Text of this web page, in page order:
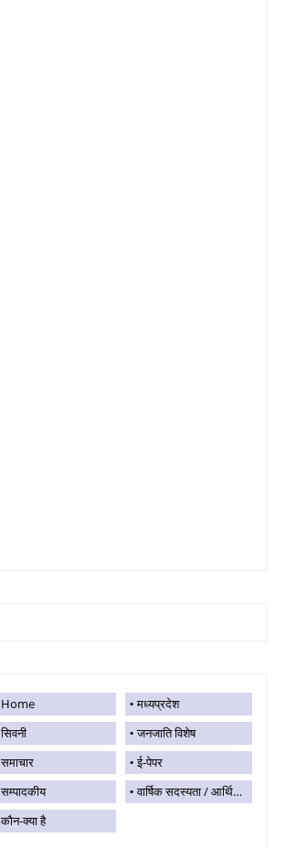
Home
मध्यप्रदेश
सिवनी
जनजाति विशेष
समाचार
ई-पेपर
सम्पादकीय
वार्षिक सदस्यता / आर्थिक सहयोग
कौन-क्या है